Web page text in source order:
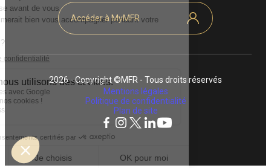
Accéder à MyMFR
2026 - Copyright ©MFR - Tous droits réservés
Mentions légales
Politique de confidentialité
Plan de site